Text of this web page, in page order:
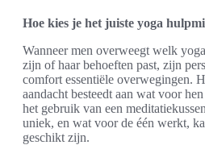
Hoe kies je het juiste yoga
Wanneer men overweegt welk
zijn of haar behoeften past, zijn
comfort essentiële overwegingen.
aandacht besteedt aan wat voor
het gebruik van een
uniek, en wat voor de één werkt,
geschikt zijn.